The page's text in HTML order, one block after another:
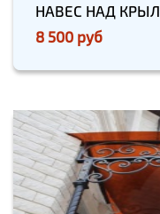
НАВЕС НАД
8 500 руб